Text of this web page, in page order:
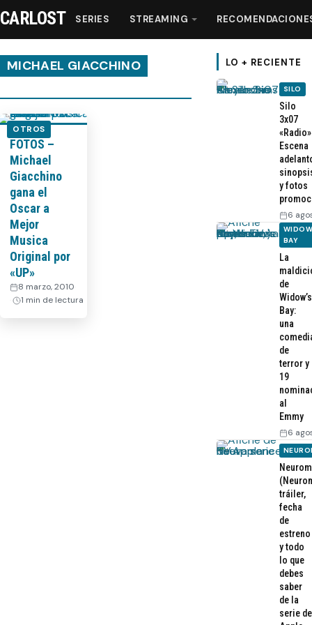
Streaming
Recomendaciones
Videos
Webisodios
CARLOST SERIES STREAMING
MICHAEL GIACCHINO
OTROS
FOTOS –
Michael
Giacchino
gana el
Oscar a
Mejor
Musica
Original por
«UP»
8 marzo, 2010
1 min de lectura
LO + RECIENTE
SILO
Silo
3x07
Escena
y fotos
6
BAY
La
de
Widow’s
Bay:
una
de
terror y
19
al
Emmy
6
tráiler,
fecha
de
estreno
y todo
lo que
debes
saber
de la
serie de